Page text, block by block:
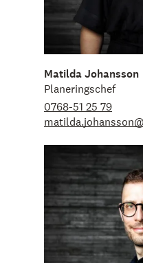
Matilda Johansson
Planeringschef
0768-51 25 79